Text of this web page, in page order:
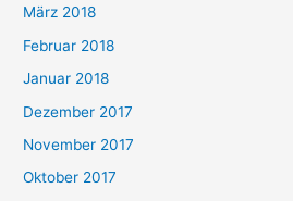
März 2018
Februar 2018
Januar 2018
Dezember 2017
November 2017
Oktober 2017